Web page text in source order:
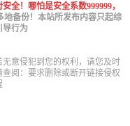
全！哪怕是安全系数999999，
地备份！本站所发布内容只起综
导行为
意侵犯到您的权利，请您及时
阅： 要求删除或断开链接侵权